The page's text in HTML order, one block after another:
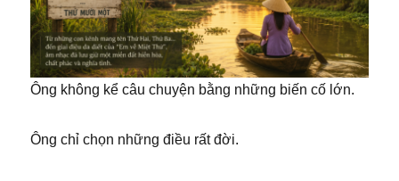
Ông không kể câu chuyện bằng những biến cố lớn.
Ông chỉ chọn những điều rất đời.